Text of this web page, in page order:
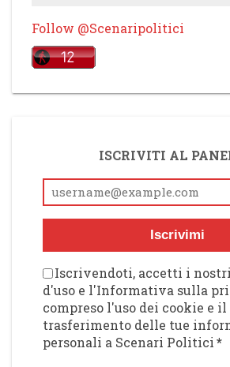
Follow @Scenaripolitici
ISCRIVITI AL
Iscrivimi
Iscrivendoti, accetti i
d'uso e l'Informativa sulla
compreso l'uso dei cookie e il
trasferimento delle tue
personali a Scenari Politici*